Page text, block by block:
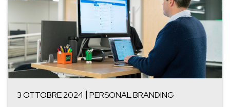
3 OTTOBRE 2024 PERSONAL BRANDING